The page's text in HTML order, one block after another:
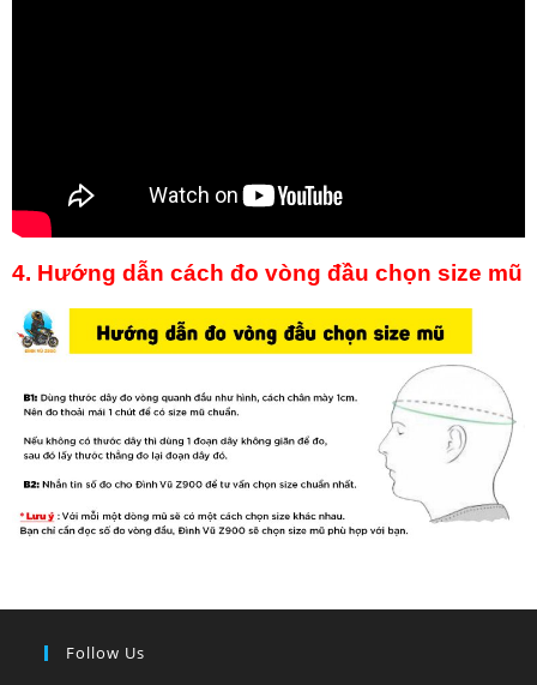
4. Hướng dẫn cách đo vòng đầu chọn size mũ
Follow Us